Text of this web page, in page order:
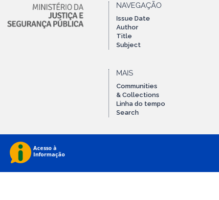
NAVEGAÇÃO
Issue Date
Author
Title
Subject
MAIS
Communities
& Collections
Linha do tempo
Search